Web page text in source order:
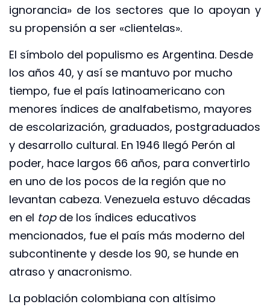
ignorancia» de los sectores que lo apoyan y
su propensión a ser «clientelas».
El símbolo del populismo es Argentina. Desde
los años 40, y así se mantuvo por mucho
tiempo, fue el país latinoamericano con
menores índices de analfabetismo, mayores
de escolarización, graduados, postgraduados
y desarrollo cultural. En 1946 llegó Perón al
poder, hace largos 66 años, para convertirlo
en uno de los pocos de la región que no
levantan cabeza. Venezuela estuvo décadas
en el topde los índices educativos
mencionados, fue el país más moderno del
subcontinente y desde los 90, se hunde en
atraso y anacronismo.
La población colombiana con altísimo